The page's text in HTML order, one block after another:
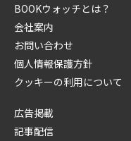
BOOKウォッチとは？
会社案内
お問い合わせ
個人情報保護方針
クッキーの利用について
広告掲載
記事配信